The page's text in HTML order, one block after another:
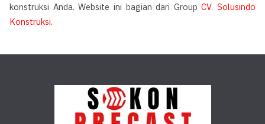
konstruksi Anda. Website ini bagian dari GroupCV. Solusindo
Konstruksi.